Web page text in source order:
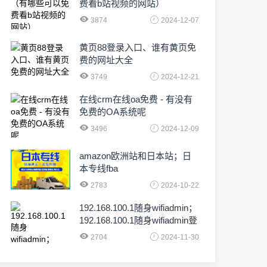
费看b站视频的网站）
3874 2024-12-07
黄页88登录入口、谁有黄页免
费的网址大全
3749 2024-12-21
在线crm在线oa免费 - 有没有
免费的OA系统呢
3496 2024-12-09
amazon欧洲站和日本站；日
本专线fba
2783 2024-10-22
192.168.100.1随身wifiadmin；
192.168.100.1随身wifiadmin登
录器2704 2024-11-30